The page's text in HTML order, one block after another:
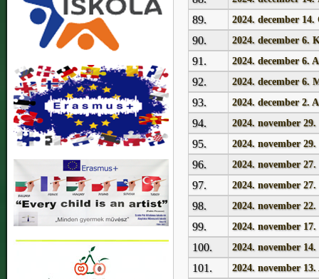
89. 2024. december
90. 2024. december 6.
91. 2024. december 6.
92. 2024. december 6.
93. 2024. december 2.
94. 2024. november
95. 2024. november
96. 2024. november
97. 2024. november
98. 2024. november
99. 2024. november
100.
2024. november
Subjects
101. 2024. november